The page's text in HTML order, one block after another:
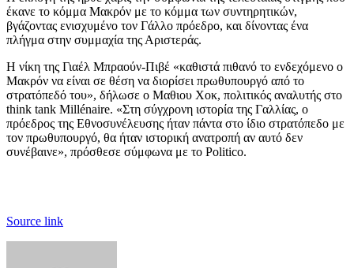
έκανε το κόμμα Μακρόν με το κόμμα των συντηρητικών,
βγάζοντας ενισχυμένο τον Γάλλο πρόεδρο, και δίνοντας ένα
πλήγμα στην συμμαχία της Αριστεράς.
Η νίκη της Γιαέλ Μπραούν-Πιβέ «καθιστά πιθανό το ενδεχόμενο ο
Μακρόν να είναι σε θέση να διορίσει πρωθυπουργό από το
στρατόπεδό του», δήλωσε ο Μαθιου Χοκ, πολιτικός αναλυτής στο
think tank Millénaire. «Στη σύγχρονη ιστορία της Γαλλίας, ο
πρόεδρος της Εθνοσυνέλευσης ήταν πάντα στο ίδιο στρατόπεδο με
τον πρωθυπουργό, θα ήταν ιστορική ανατροπή αν αυτό δεν
συνέβαινε», πρόσθεσε σύμφωνα με το Politico.
Source link